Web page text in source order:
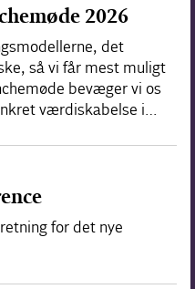
2026
det
så vi får mest muligt
bevæger vi os
værdiskabelse i…
for det nye